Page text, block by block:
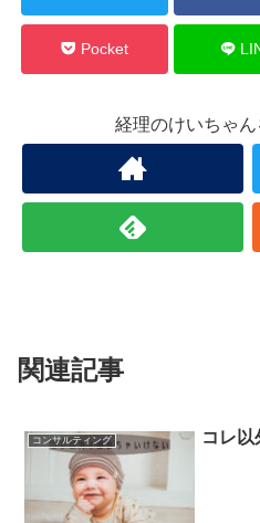
Pocket
経理のけいちゃ
関連記事
コンサルティング コレ